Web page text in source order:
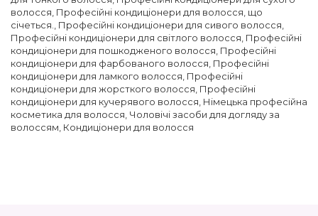
волосся Професійні кондиціонери для волосся, що
січеться.
Професійні кондиціонери для сивого волосся
Професійні кондиціонери для світлого волосся Професійні
кондиціонери для пошкодженого волосся Професійні
кондиціонери для фарбованого волосся Професійні
кондиціонери для ламкого волосся Професійні
кондиціонери для жорсткого волосся Професійні
кондиціонери для кучерявого волосся Німецька професійна
косметика для волосся Чоловічі засоби для догляду за
волоссям Кондиціонери для волосся